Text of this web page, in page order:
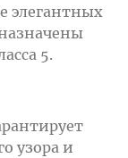
элегантных
5.
узора и